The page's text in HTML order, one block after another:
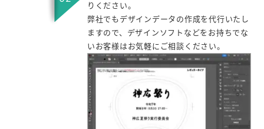
りください。
弊社でもデザインデータの作成を代行いたし
ますので、デザインソフトなどをお持ちでな
いお客様はお気軽にご相談ください。